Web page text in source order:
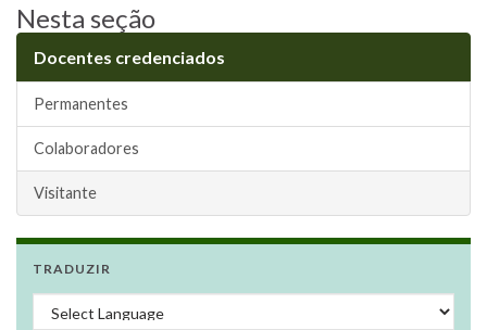
Nesta seção
Docentes credenciados
Permanentes
Colaboradores
Visitante
TRADUZIR